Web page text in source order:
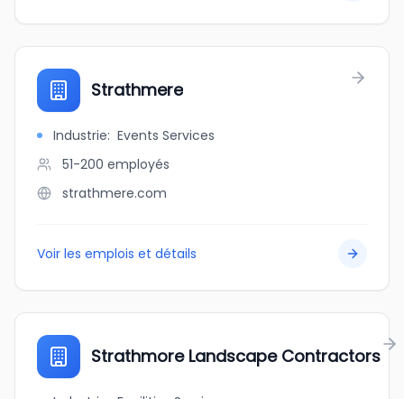
Strathmere
Industrie: Events Services
51-200 employés
strathmere.com
Voir les emplois et détails
Strathmore Landscape Contractors